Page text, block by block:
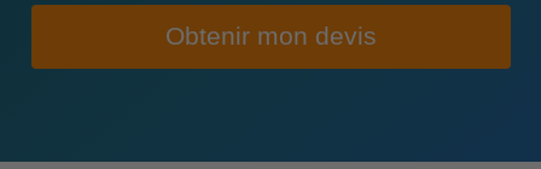
Obtenir mon devis